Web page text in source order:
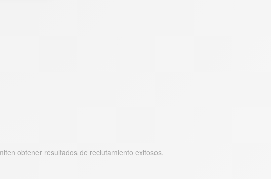
obtener resultados de reclutamiento exitosos.